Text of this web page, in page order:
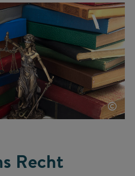
©
Recht